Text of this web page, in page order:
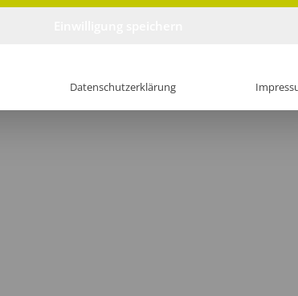
Datenschutzerklärung